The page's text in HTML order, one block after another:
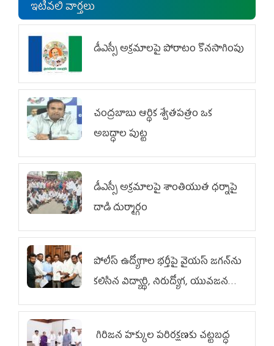
ఇటీవలి వార్తలు
డీఎస్సీ అక్రమాలపై పోరాటం కొనసాగింపు
చంద్రబాబు ఆర్థిక శ్వేతపత్రం ఒక
అబద్ధాల పుట్ట
డీఎస్సీ అక్రమాలపై శాంతియుత ధర్నాపై
దాడి దుర్మార్గం
పోలీస్ ఉద్యోగాల భర్తీపై వైయస్ జగన్‌ను
కలిసిన విద్యార్థి, నిరుద్యోగ, యువజన
జేఏసీ
గిరిజన హక్కుల పరిరక్షణకు చట్టబద్ధ